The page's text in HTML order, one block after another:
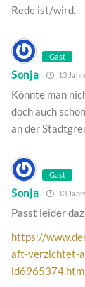
Rede ist/wird.
Gast
Sonja 13
Könnte man
doch auch
an der
Gast
Sonja 13
Passt leider
https://
aft-verzichtet-